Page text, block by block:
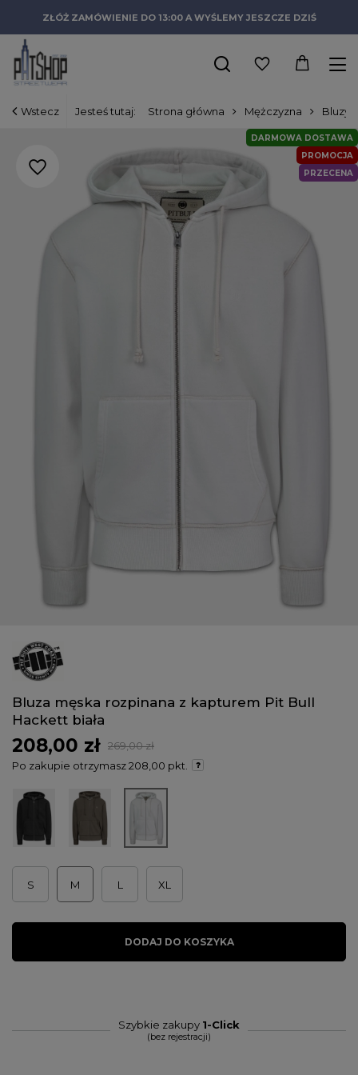
ZŁÓŻ ZAMÓWIENIE DO 13:00 A WYŚLEMY JESZCZE DZIŚ
Wstecz Jesteś tutaj: Strona główna Mężczyzna Bluzy
PROMOCJA
PRZECENA
DARMOWA DOSTAWA
Bluza męska rozpinana z kapturem Pit Bull
Hackett biała
208,00 zł
269,00 zł
Po zakupie otrzymasz208,00 pkt.
S M L XL
DODAJ DO KOSZYKA
Szybkie zakupy 1-Click
(bez rejestracji)